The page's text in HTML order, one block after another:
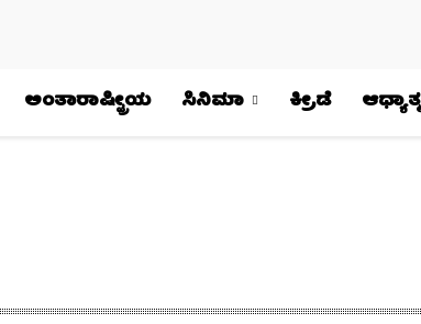
ಅಂತಾರಾಷ್ಟ್ರೀಯ ಸಿನಿಮಾ ಕ್ರೀಡೆ ಆಧ್ಯಾತ್ಮ